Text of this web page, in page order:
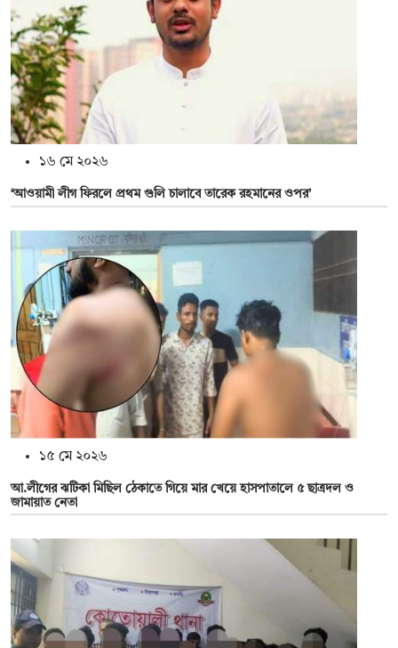
১৬ মে ২০২৬
‘আওয়ামী লীগ ফিরলে প্রথম গুলি চালাবে তারেক রহমানের ওপর’
১৫ মে ২০২৬
আ.লীগের ঝটিকা মিছিল ঠেকাতে গিয়ে মার খেয়ে হাসপাতালে ৫ ছাত্রদল ও
জামায়াত নেতা